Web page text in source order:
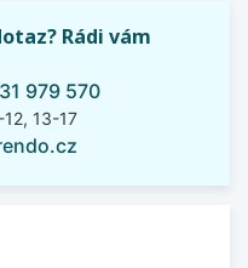
Rádi vám
979 570
13-17